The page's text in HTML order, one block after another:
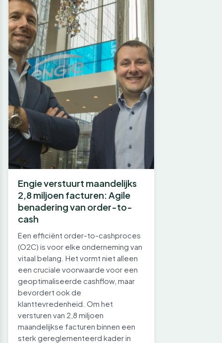
Engie verstuurt maandelijks
2,8 miljoen facturen: Agile
benadering van order-to-
cash
Een efficiënt order-to-cashproces
(O2C) is voor elke onderneming van
vitaal belang. Het vormt niet alleen
een cruciale voorwaarde voor een
geoptimaliseerde cashflow, maar
bevordert ook de
klanttevredenheid. Om het
versturen van 2,8 miljoen
maandelijkse facturen binnen een
sterk gereglementeerd kader in